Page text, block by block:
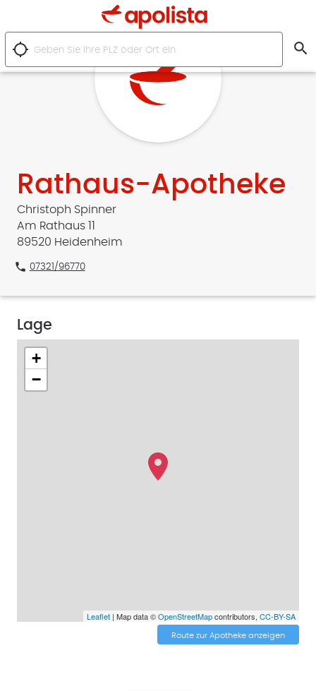
location_searching search
Rathaus-Apotheke
Christoph Spinner
Am Rathaus 11
89520 Heidenheim
phone 07321/96770
Lage
+
−
Leaflet| Map data ©OpenStreetMapcontributors, CC-BY-SA
Route zur Apotheke anzeigen